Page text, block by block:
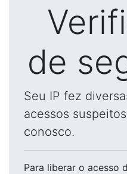
de
Seu IP fez
acessos
conosco.
Para liberar o acesso